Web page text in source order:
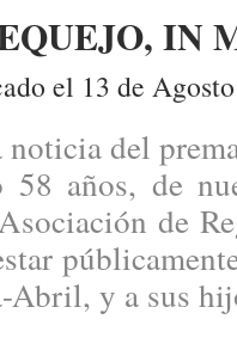
IN
el 13 de
del
años, de
de
Abril, y a sus